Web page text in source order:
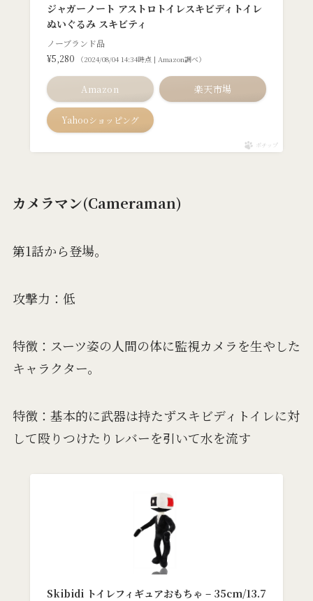
ジャガーノート アストロトイレスキビディトイレ
ぬいぐるみ スキビティ
ノーブランド品
¥5,280
（2024/08/04 14:34時点 | Amazon調べ）
Amazon 楽天市場
Yahooショッピング
ポチップ
カメラマン(Cameraman)
第1話から登場。
攻撃力：低
特徴：スーツ姿の人間の体に監視カメラを生やした
キャラクター。
特徴：基本的に武器は持たずスキビディトイレに対
して殴りつけたりレバーを引いて水を流す
Skibidi トイレフィギュアおもちゃ – 35cm/13.7